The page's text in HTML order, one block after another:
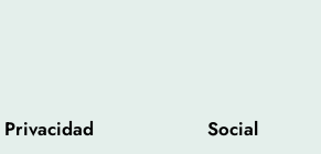
Privacidad Social